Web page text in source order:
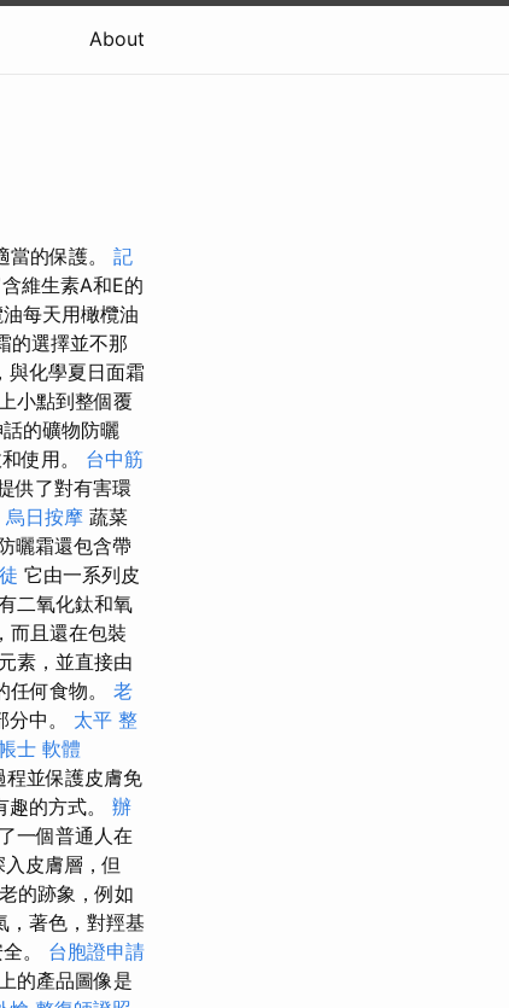
About
的保護。 記
維生素A和E的
每天用橄欖油
的選擇並不那
與化學夏日面霜
小點到整個覆
的礦物防曬
使用。 台中筋
供了對有害環
烏日按摩 蔬菜
曬霜還包含帶
它由一系列皮
二氧化鈦和氧
而且還在包裝
素，並直接由
何食物。 老
中。 太平 整
士 軟體
並保護皮膚免
的方式。 辦
一個普通人在
皮膚層，但
的跡象，例如
，著色，對羥基
。 台胞證申請
的產品圖像是